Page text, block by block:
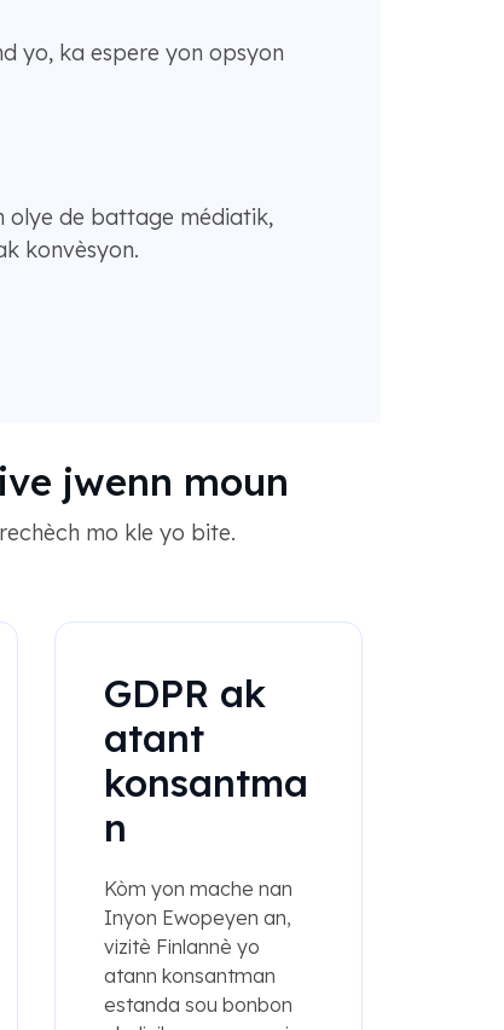
yo, ka espere yon opsyon
olye de battage médiatik,
konvèsyon.
jwenn moun
mo kle yo bite.
GDPR ak
atant
konsantma
n
Kòm yon mache nan
Inyon Ewopeyen an,
vizitè Finlannè yo
atann konsantman
estanda sou bonbon